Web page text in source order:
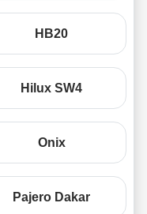
HB20
Hilux SW4
Onix
Pajero Dakar